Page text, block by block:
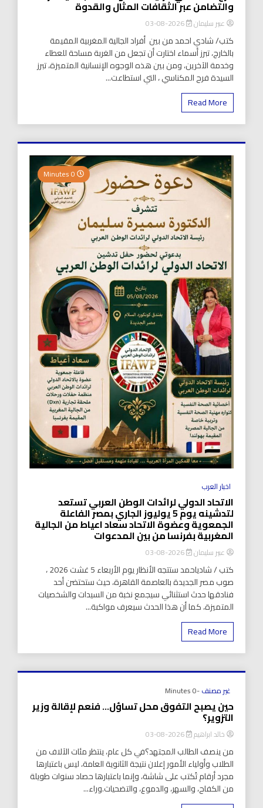
والتضامن عبر الثقافات المثال والقدوة
عبير سليمان 2026-08-03
كتب/ شادي احمد من بين أفراد الجالية المغربية المقيمة
بالخارج، تبرز أسماء اختارت أن تجعل من الغربة مساحة للعطاء
وخدمة الآخرين، ومن بين هذه الوجوه الإنسانية المتميزة، تبرز
السيدة فرح المكناسي ، التي استطاعت...
Read More
اخبار العرب
الاتحاد الدولي لرائدات الوطن العربي تستعد
لتدشينه يوم 5 يوليوز الجاري بمصر الفاعلة
الجمعوية وعضوة الاتحاد سعاد اعياط من الجالية
المغربية بفرنسا من بين المدعوات
عبير سليمان 2026-08-03
كتب / شادياحمد ستتجه الأنظار يوم الأربعاء 5 غشت 2026 ،
صوب مصر الجديدة بالعاصمة القاهرة، حيث ستحتضن أحد
فنادقها حدث استثنائي سيجمع نخبة من السيدات والشخصيات
المتميزة، كما أن هذا الحدث سيعرف مواكبة...
Read More
غير مصنف-0 Minutes
حين يصبح التفوق محل تساؤل… فنعم لإقالة وزير
التزوير؟
خالد ابراهيم 2026-08-03
من ينصف الطالب المجتهد؟في كل عام، ينتظر مئات الآلاف من
الطلاب وأولياء الأمور إعلان نتيجة الثانوية العامة، ليس باعتبارها
مجرد أرقام تُكتب على شاشة، وإنما باعتبارها حصاد سنوات طويلة
من الكفاح، والسهر، والدموع، والتضحيات.وراء...